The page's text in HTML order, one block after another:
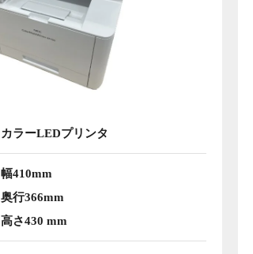
カラーLEDプリンタ
幅410mm
奥行366mm
高さ430 mm